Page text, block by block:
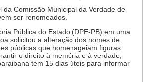
Comissão Municipal da Verdade de
ser renomeados.
Pública do Estado (DPE-PB) em uma
solicitou a alteração dos nomes de
públicas que homenageiam figuras
o direito à memória e à verdade,
tem 15 dias úteis para informar